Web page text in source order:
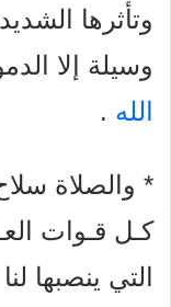
وتأثرها
وسيلة إلا
الله .
* والصلاة
كـل قـوات
التي ينصبها